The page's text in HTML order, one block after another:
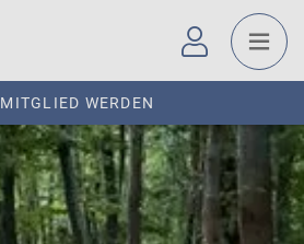
MITGLIED WERDEN